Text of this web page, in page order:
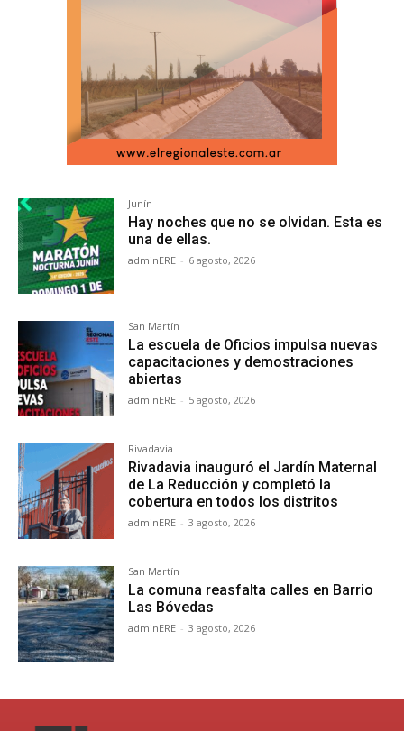
Junín
Hay noches que no se olvidan. Esta es
una de ellas.
adminERE - 6 agosto, 2026
San Martín
La escuela de Oficios impulsa nuevas
capacitaciones y demostraciones
abiertas
adminERE - 5 agosto, 2026
Rivadavia
Rivadavia inauguró el Jardín Maternal
de La Reducción y completó la
cobertura en todos los distritos
adminERE - 3 agosto, 2026
San Martín
La comuna reasfalta calles en Barrio
Las Bóvedas
adminERE - 3 agosto, 2026